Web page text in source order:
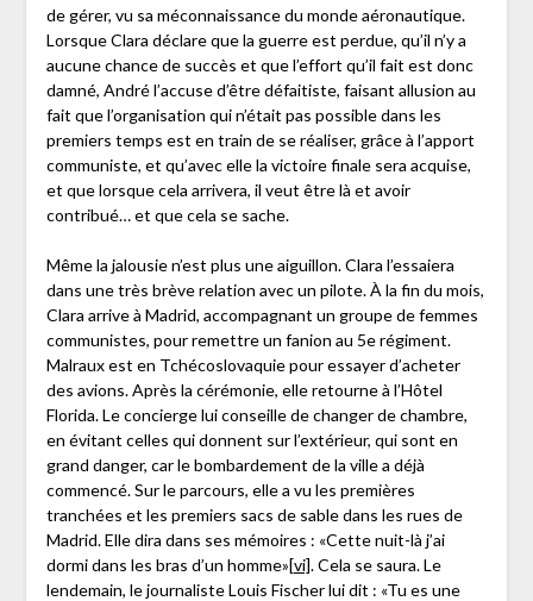
de gérer, vu sa méconnaissance du monde aéronautique.
Lorsque Clara déclare que la guerre est perdue, qu’il n’y a
aucune chance de succès et que l’effort qu’il fait est donc
damné, André l’accuse d’être défaitiste, faisant allusion au
fait que l’organisation qui n’était pas possible dans les
premiers temps est en train de se réaliser, grâce à l’apport
communiste, et qu’avec elle la victoire finale sera acquise,
et que lorsque cela arrivera, il veut être là et avoir
contribué… et que cela se sache.
Même la jalousie n’est plus une aiguillon. Clara l’essaiera
dans une très brève relation avec un pilote. À la fin du mois,
Clara arrive à Madrid, accompagnant un groupe de femmes
communistes, pour remettre un fanion au 5e régiment.
Malraux est en Tchécoslovaquie pour essayer d’acheter
des avions. Après la cérémonie, elle retourne à l’Hôtel
Florida. Le concierge lui conseille de changer de chambre,
en évitant celles qui donnent sur l’extérieur, qui sont en
grand danger, car le bombardement de la ville a déjà
commencé. Sur le parcours, elle a vu les premières
tranchées et les premiers sacs de sable dans les rues de
Madrid. Elle dira dans ses mémoires : «Cette nuit-là j’ai
dormi dans les bras d’un homme»[vi]. Cela se saura. Le
lendemain, le journaliste Louis Fischer lui dit : «Tu es une